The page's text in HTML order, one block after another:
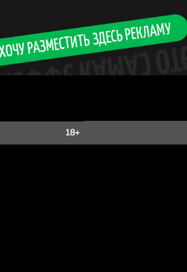
18+
старше 18 лет.
возраст.